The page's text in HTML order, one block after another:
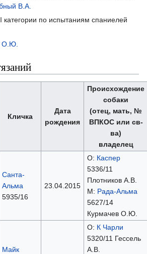
В.А.
категории по испытаниям спаниелей
О.Ю.
Кличка
Дата
рождения
Происхождение
собаки
(отец, мать, №
ВПКОС или св-
ва)
владелец
Санта-
Альма
5935/16
23.04.2015
О: Каспер
5336/11
Плотников А.В.
М: Рада-Альма
5627/14
Курмачев О.Ю.
Майк
О: К Чарли
5320/11 Гессель
А.В.